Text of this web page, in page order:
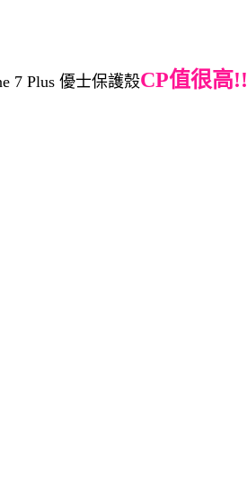
7 Plus 優士保護殼CP值很高!!